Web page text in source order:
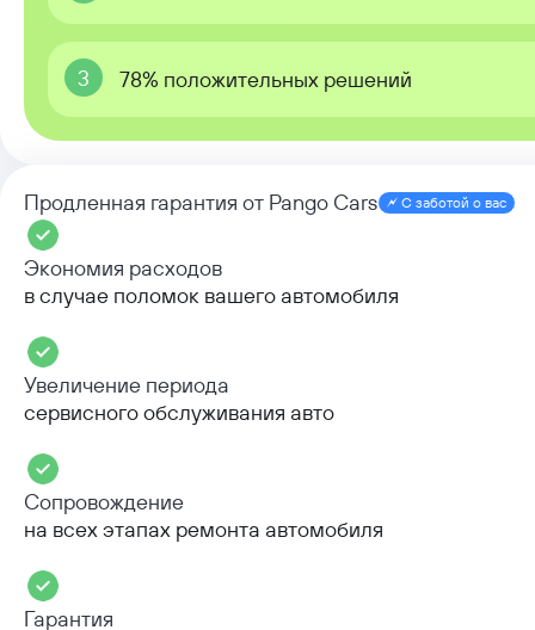
3 78% положительных решений
Продленная гарантия от Pango Cars С заботой о вас
Экономия расходов
в случае поломок вашего автомобиля
Увеличение периода
сервисного обслуживания авто
Сопровождение
на всех этапах ремонта автомобиля
Гарантия